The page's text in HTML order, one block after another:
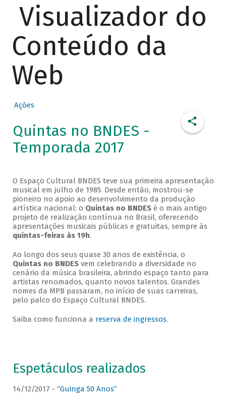
Visualizador do
Conteúdo da
Web
Ações
Quintas no BNDES -
Temporada 2017
O Espaço Cultural BNDES teve sua primeira apresentação
musical em julho de 1985. Desde então, mostrou-se
pioneiro no apoio ao desenvolvimento da produção
artística nacional: o Quintas no BNDESé o mais antigo
projeto de realização contínua no Brasil, oferecendo
apresentações musicais públicas e gratuitas, sempre às
quintas-feiras às 19h.
Ao longo dos seus quase 30 anos de existência, o
Quintas no BNDESvem celebrando a diversidade no
cenário da música brasileira, abrindo espaço tanto para
artistas renomados, quanto novos talentos. Grandes
nomes da MPB passaram, no início de suas carreiras,
pelo palco do Espaço Cultural BNDES.
Saiba como funciona a reserva de ingressos.
Espetáculos realizados
14/12/2017 - “Guinga 50 Anos”